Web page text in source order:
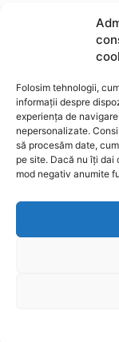
Folosim tehnologii,
informații despre
experiența de
nepersonalizate.
să procesăm date,
pe site. Dacă nu îți
mod negativ anumite
fonduri
SUBSCRIBE